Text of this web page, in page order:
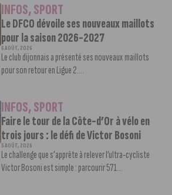
INFOS,SPORT
Le DFCO dévoile ses nouveaux maillots
pour la saison 2026-2027
6 AOÛT, 2026
Le club dijonnais a présenté ses nouveaux maillots
pour son retour en Ligue 2....
INFOS,SPORT
Faire le tour de la Côte-d’Or à vélo en
trois jours : le défi de Victor Bosoni
5 AOÛT, 2026
Le challenge que s’apprête à relever l’ultra-cycliste
Victor Bosoni est simple : parcourir 571...